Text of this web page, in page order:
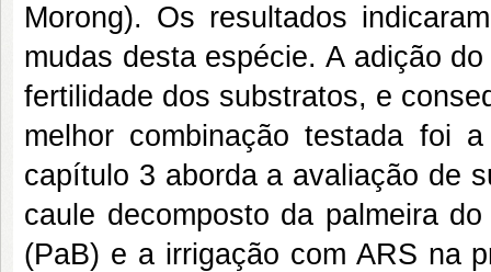
Morong). Os resultados
mudas desta espécie. A adição
fertilidade dos substratos, e
melhor combinação testada foi
capítulo 3 aborda a avaliação de
caule decomposto da palmeira
(PaB) e a irrigação com ARS na